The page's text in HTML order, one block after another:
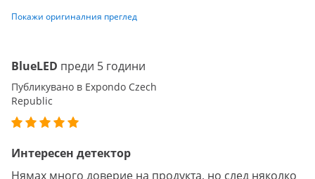
Покажи оригиналния преглед
BlueLED преди 5 години
Публикувано в Expondo Czech
Republic
Интересен детектор
Нямах много доверие на продукта, но след няколко